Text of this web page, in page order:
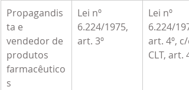
Propagandis
ta e
vendedor de
produtos
farmacêutico
s
Lei nº
6.224/1975,
art. 3º
Lei nº
6.224/
art. 4º, c/c
CLT, art.